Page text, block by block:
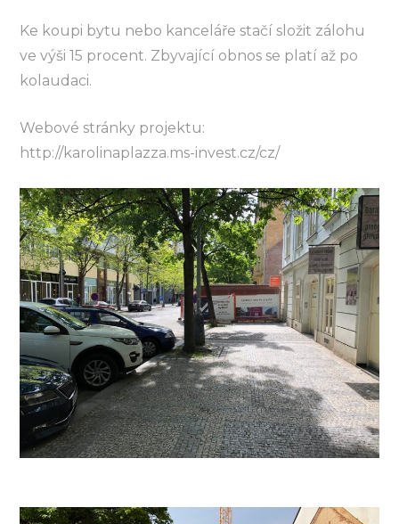
Ke koupi bytu nebo kanceláře stačí složit zálohu
ve výši 15 procent. Zbyvající obnos se platí až po
kolaudaci.
Webové stránky projektu:
http://karolinaplazza.ms-invest.cz/cz/